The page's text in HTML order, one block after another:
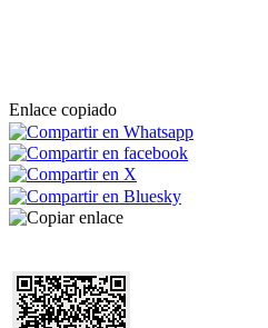
Enlace copiado